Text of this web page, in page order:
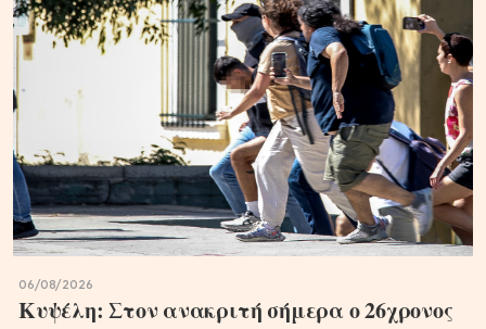
06/08/2026
Κυψέλη: Στον ανακριτή σήμερα ο 26χρονος